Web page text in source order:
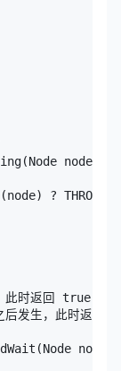
node) {
?
此时返回 true
后发生，此时返回
node)